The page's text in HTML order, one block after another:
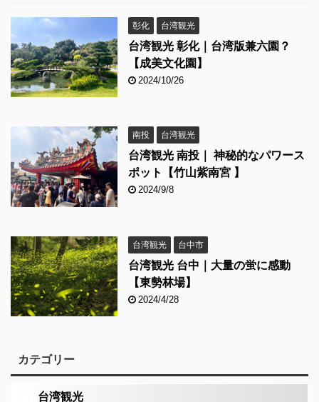
彰化 台湾観光
台湾観光 彰化｜台湾版兼六園？
【成美文化園】
2024/10/26
南投 台湾観光
台湾観光 南投｜ 神秘的なパワース
ポット【竹山紫南宮 】
2024/9/8
台湾観光 台中市
台湾観光 台中｜大量の蛍に感動
【東勢林場】
2024/4/28
カテゴリー
台湾観光